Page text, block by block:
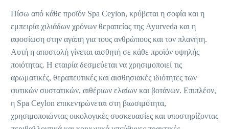
Πίσω από κάθε προϊόν Spa Ceylon, κρύβεται η σοφία και η
εμπειρία χιλιάδων χρόνων θεραπείας της Ayurveda και η
αφοσίωση στην αγάπη για τους ανθρώπους και τον πλανήτη.
Αυτή η αποστολή γίνεται αισθητή σε κάθε προϊόν υψηλής
ποιότητας. Η εταιρία δεσμεύεται να χρησιμοποιεί τις
αρωματικές, θεραπευτικές και αισθησιακές ιδιότητες των
φυτικών συστατικών, αιθέριων ελαίων και βοτάνων. Επιπλέον,
η Spa Ceylon επικεντρώνεται στη βιωσιμότητα,
χρησιμοποιώντας οικολογικές συσκευασίες και υποστηρίζοντας